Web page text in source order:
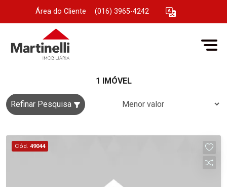
Área do Cliente (016) 3965-4242
1 IMÓVEL
Refinar Pesquisa
Cód. 49044